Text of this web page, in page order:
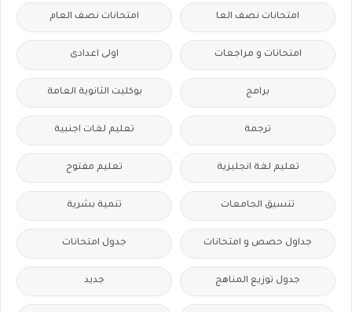
امتحانات نصف العا امتحانات نصف العام
امتحانات و مراجعات اولى اعدادى
برامج بوكليت الثانوية العامة
ترجمة تعليم لغات اجنبية
تعليم لغة انجليزية تعليم مفتوح
تنسيق الجامعات تنمية بشرية
جداول حصص و امتحانات جدول امتحانات
جدول توزيع المناهج جديد